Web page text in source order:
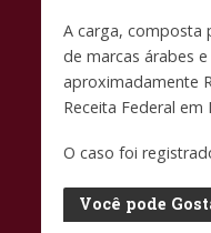
A carga, composta
de marcas árabes
aproximadamente
Receita Federal em
O caso foi
Você pode